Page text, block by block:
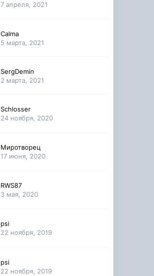
7 апреля, 2021
Calma
5 марта, 2021
SergDemin
2 марта, 2021
Schlosser
24 ноября, 2020
Миротворец
17 июня, 2020
RWS87
3 мая, 2020
psi
22 ноября, 2019
psi
22 ноября, 2019